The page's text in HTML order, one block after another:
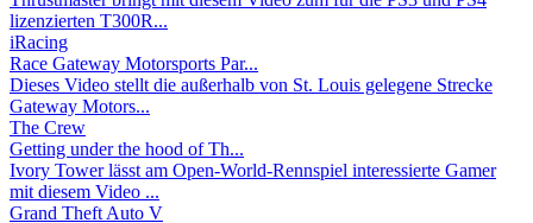
lizenzierten T300R...
iRacing
Race Gateway Motorsports Par...
Dieses Video stellt die außerhalb von St. Louis gelegene Strecke
Gateway Motors...
The Crew
Getting under the hood of Th...
Ivory Tower lässt am Open-World-Rennspiel interessierte Gamer
mit diesem Video ...
Grand Theft Auto V